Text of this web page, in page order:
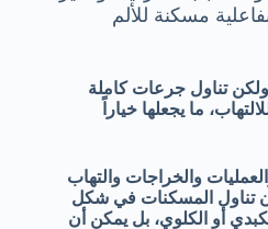
مسكنة للألم
ولكن تناول جرعات كاملة
ما يجعلها خياراً
والخراجات والتهاب
تناول المسكنات في شكل
أو الكلوي، بل يمكن أن